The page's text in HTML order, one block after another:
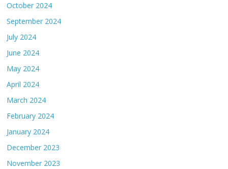
October 2024
September 2024
July 2024
June 2024
May 2024
April 2024
March 2024
February 2024
January 2024
December 2023
November 2023